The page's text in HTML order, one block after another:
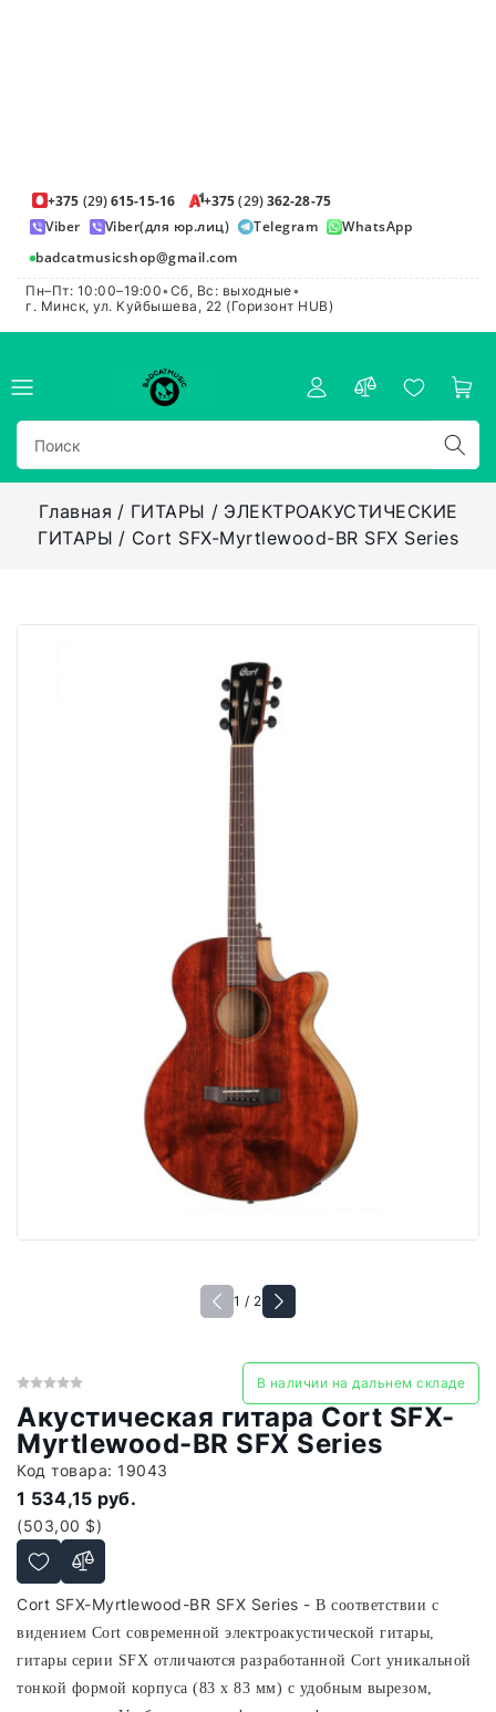
+375 (29)615-15-16 +375(29)362-28-75
Viber
Viber(для юр.лиц) Telegram
WhatsApp
badcatmusicshop@gmail.com
Пн–Пт: 10:00–19:00•Сб, Вс: выходные•
г. Минск, ул. Куйбышева, 22 (Горизонт HUB)
Главная ГИТАРЫ
ЭЛЕКТРОАКУСТИЧЕСКИЕ
ГИТАРЫ
Cort SFX-Myrtlewood-BR SFX Series
1 / 2
В наличии на дальнем складе
Акустическая гитара Cort SFX-
Myrtlewood-BR SFX Series
Код товара: 19043
1 534,15 руб.
(503,00 $)
Cort SFX-Myrtlewood-BR SFX Series - В соответствии с
видением Cort современной электроакустической гитары,
гитары серии SFX отличаются разработанной Cort уникальной
тонкой формой корпуса (83 х 83 мм) с удобным вырезом,